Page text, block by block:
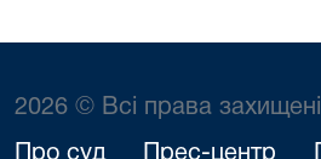
2026 © Всі права захищені
Про суд Прес-центр